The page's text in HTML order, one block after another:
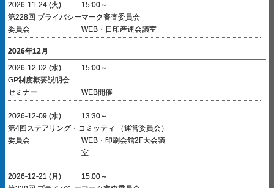
2026-11-24 (火)
15:00～
第228回 プライバシーマーク審査委員会
委員会
WEB・日印産連会議室
2026年12月
2026-12-02 (水)
15:00～
GP制度概要説明会
セミナー
WEB開催
2026-12-09 (水)
13:30～
第4回ステアリング・コミッティ （運営委員会）
委員会
WEB・印刷会館2F大会議
室
2026-12-21 (月)
15:00～